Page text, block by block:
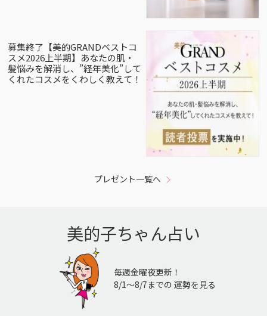
募集終了【美的GRANDベストコ
スメ2026上半期】あなたの肌・
髪悩みを解消し、”経年美化”して
くれたコスメをくわしく教えて！
プレゼント一覧へ
美的子ちゃん占い
毎週金曜夜更新！
8/1〜8/7までの 運勢を見る